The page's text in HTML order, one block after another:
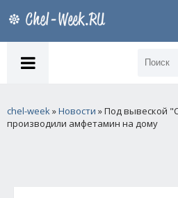
chel-week»Новости » Под вывеской
производили амфетамин на дому